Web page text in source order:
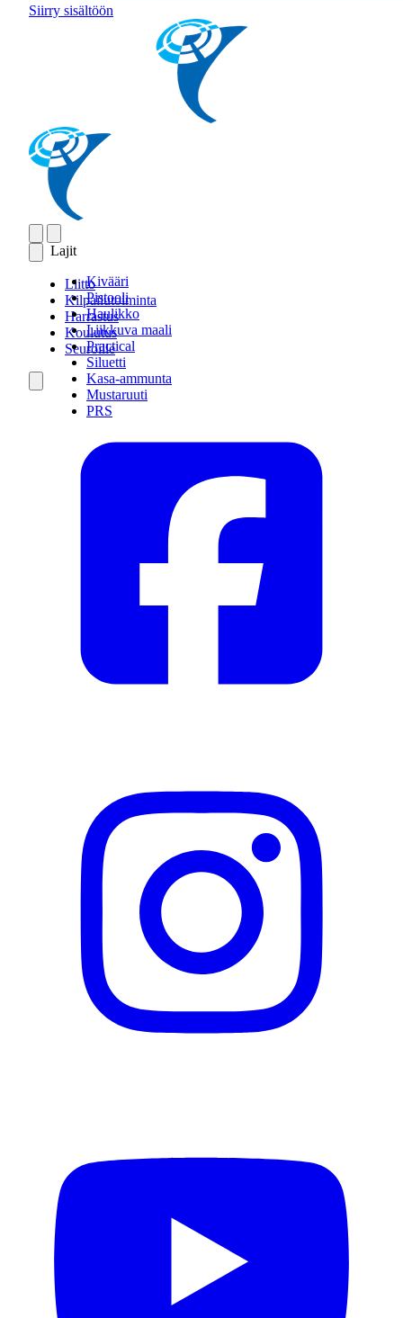
Siirry sisältöön
Lajit
Kivääri
Pistooli
Haulikko
Liikkuva maali
Practical
Siluetti
Kasa-ammunta
Mustaruuti
PRS
Liitto
Kilpailutoiminta
Harrastus
Koulutus
Seuroille